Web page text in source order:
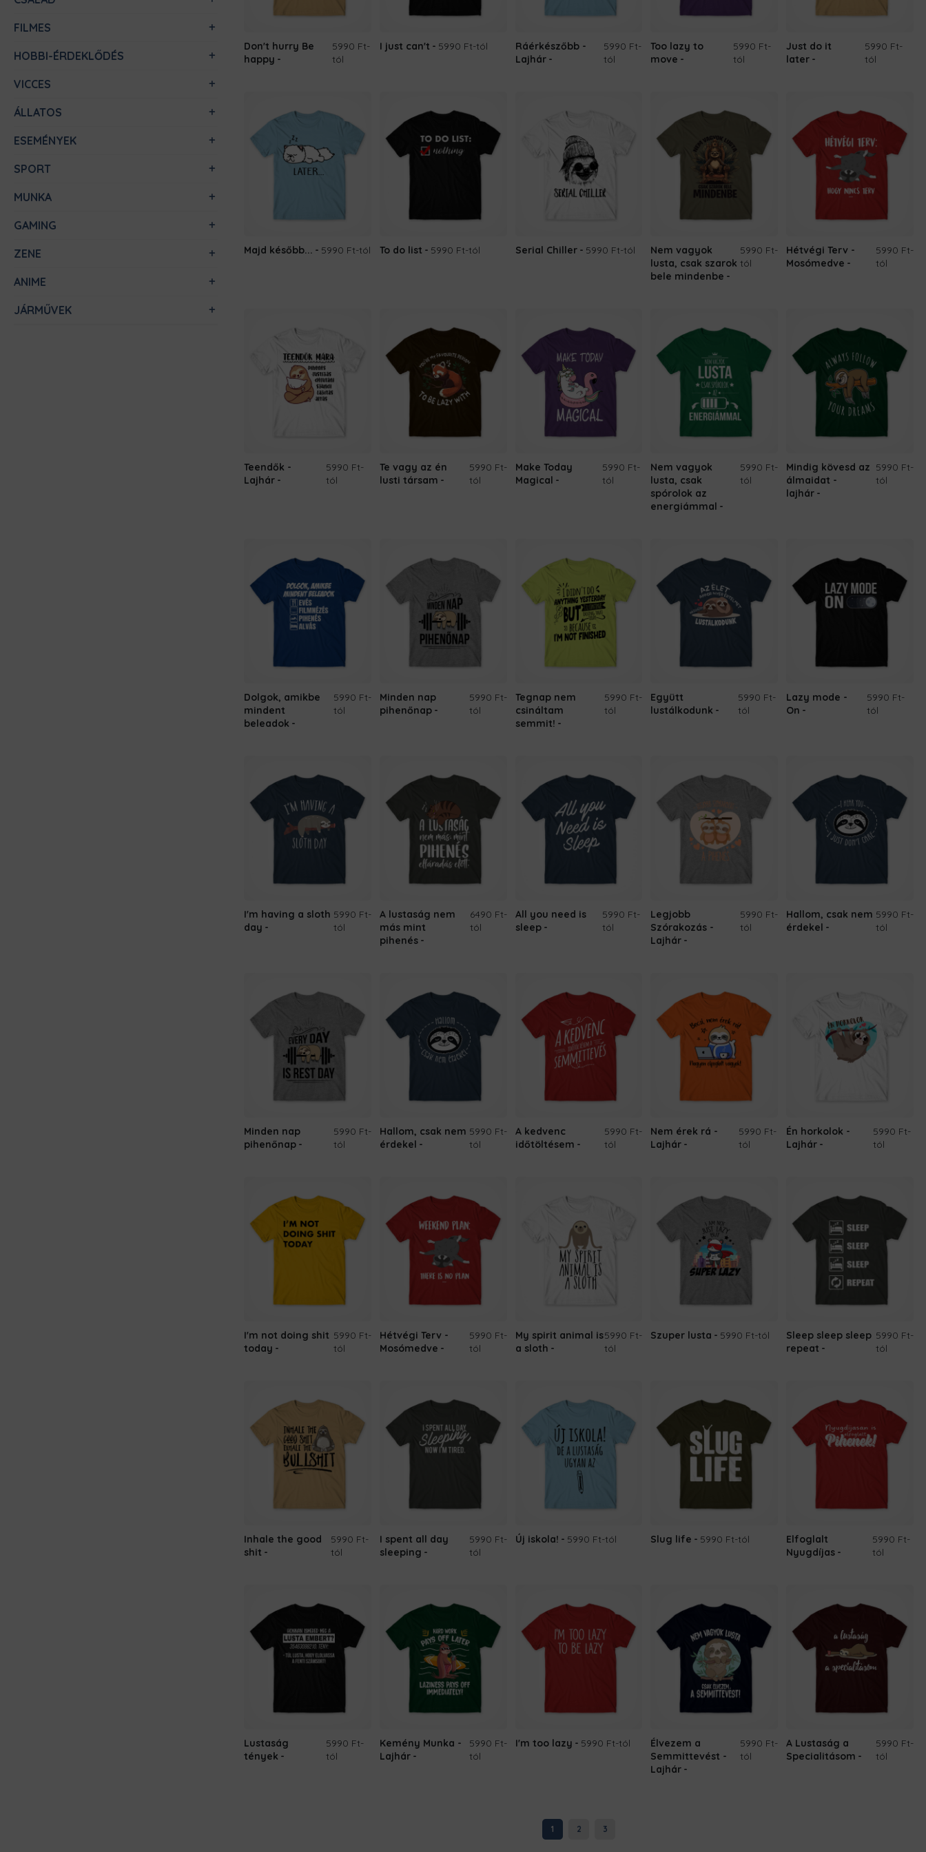
FILMES
HOBBI-ÉRDEKLŐDÉS
VICCES
ÁLLATOS
ESEMÉNYEK
SPORT
MUNKA
GAMING
ZENE
ANIME
JÁRMŰVEK
Don't hurry Be
happy
5990 Ft-
tól
I just can't 5990 Ft-tól
Ráérkészőbb -
Lajhár
5990 Ft-
tól
Too lazy to
move
5990 Ft-
tól
Just do it
later
5990 Ft-
tól
Majd később... 5990 Ft-tól To do list 5990 Ft-tól Serial Chiller 5990 Ft-tól
Nem vagyok
lusta, csak szarok
bele mindenbe
5990 Ft-
tól
Hétvégi Terv -
Mosómedve
5990 Ft-
tól
Teendők -
Lajhár
5990 Ft-
tól
Te vagy az én
lusti társam
5990 Ft-
tól
Make Today
Magical
5990 Ft-
tól
Nem vagyok
lusta, csak
spórolok az
energiámmal
5990 Ft-
tól
Mindig kövesd az
álmaidat -
lajhár
5990 Ft-
tól
Dolgok, amikbe
mindent
beleadok
5990 Ft-
tól
Minden nap
pihenőnap
5990 Ft-
tól
Tegnap nem
csináltam
semmit!
5990 Ft-
tól
Együtt
lustálkodunk
5990 Ft-
tól
Lazy mode -
On
5990 Ft-
tól
I'm having a sloth
day
5990 Ft-
tól
A lustaság nem
más mint
pihenés
6490 Ft-
tól
All you need is
sleep
5990 Ft-
tól
Legjobb
Szórakozás -
Lajhár
5990 Ft-
tól
Hallom, csak nem
érdekel
5990 Ft-
tól
Minden nap
pihenőnap
5990 Ft-
tól
Hallom, csak nem
érdekel
5990 Ft-
tól
A kedvenc
időtöltésem
5990 Ft-
tól
Nem érek rá -
Lajhár
5990 Ft-
tól
Én horkolok -
Lajhár
5990 Ft-
tól
I'm not doing shit
today
5990 Ft-
tól
Hétvégi Terv -
Mosómedve
5990 Ft-
tól
My spirit animal is
a sloth
5990 Ft-
tól
Szuper lusta 5990 Ft-tól
Sleep sleep sleep
repeat
5990 Ft-
tól
Inhale the good
shit
5990 Ft-
tól
I spent all day
sleeping
5990 Ft-
tól
Új iskola! 5990 Ft-tól Slug life 5990 Ft-tól
Elfoglalt
Nyugdíjas
5990 Ft-
tól
Lustaság
tények
5990 Ft-
tól
Kemény Munka -
Lajhár
5990 Ft-
tól
I'm too lazy 5990 Ft-tól
Élvezem a
Semmittevést -
Lajhár
5990 Ft-
tól
A Lustaság a
Specialitásom
5990 Ft-
tól
1 2 3